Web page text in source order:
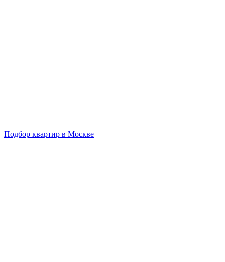
Подбор квартир в Москве